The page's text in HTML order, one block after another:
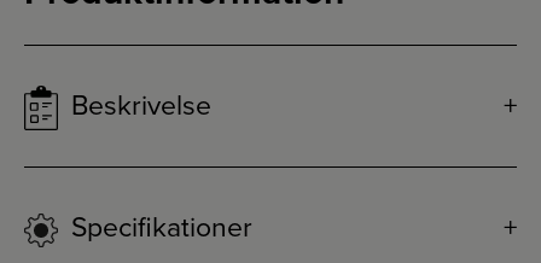
Beskrivelse
Specifikationer